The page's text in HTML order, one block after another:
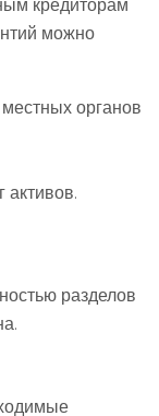
кредиторам
можно
органов
активов.
разделов